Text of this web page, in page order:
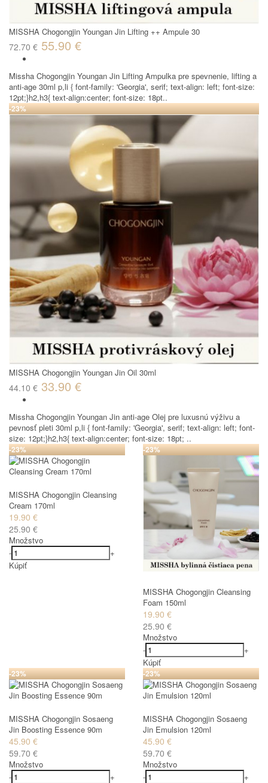
MISSHA Chogongjin Youngan Jin Lifting ++ Ampule 30
72.70 € 55.90 €
Missha Chogongjin Youngan Jin Lifting Ampulka pre spevnenie, lifting a
anti-age 30ml p,li { font-family: 'Georgia', serif; text-align: left; font-size:
12pt;}h2,h3{ text-align:center; font-size: 18pt..
-23%
MISSHA Chogongjin Youngan Jin Oil 30ml
44.10 € 33.90 €
Missha Chogongjin Youngan Jin anti-age Olej pre luxusnú výživu a
pevnosť pleti 30ml p,li { font-family: 'Georgia', serif; text-align: left; font-
size: 12pt;}h2,h3{ text-align:center; font-size: 18pt; ..
-23%
MISSHA Chogongjin Cleansing
Cream 170ml
19.90 €
25.90 €
Množstvo
-
+
Kúpiť
-23%
MISSHA Chogongjin Cleansing
Foam 150ml
19.90 €
25.90 €
Množstvo
-
+
Kúpiť
-23%
MISSHA Chogongjin Sosaeng
Jin Boosting Essence 90m
45.90 €
59.70 €
Množstvo
-
+
-23%
MISSHA Chogongjin Sosaeng
Jin Emulsion 120ml
45.90 €
59.70 €
Množstvo
-
+